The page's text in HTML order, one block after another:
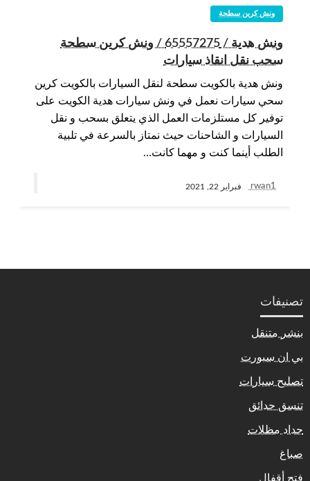
ونش كرين سطحة
ونش هدية / 65557275 / ونش كرين سطحة
سحب نقل انقاذ سيارات
ونش هدية بالكويت سطحة لنقل السيارات بالكويت كرين
سحي سيارات نعمل في ونش سيارات هدية الكويت على
توفير كل مستلزمات العمل الذي يتعلق بسحب و نقل
السيارات و الشاحنات حيث نمتاز بالسرعة في تلبية
الطلب أينما كنت و مهما كانت…
rwan1 فبراير 22, 2021
تصنيفات
بنشر متنقل
بي ان سبورت
تصليح سيارات
تنسق حدائق
حداد مظلات
صباغ
فتح أقفال